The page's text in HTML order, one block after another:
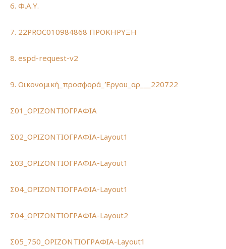
6. Φ.Α.Υ.
7. 22PROC010984868 ΠΡΟΚΗΡΥΞΗ
8. espd-request-v2
9. Οικονομική_προσφορά_Έργου_αρ___220722
Σ01_ΟΡΙΖΟΝΤΙΟΓΡΑΦΙΑ
Σ02_ΟΡΙΖΟΝΤΙΟΓΡΑΦΙΑ-Layout1
Σ03_ΟΡΙΖΟΝΤΙΟΓΡΑΦΙΑ-Layout1
Σ04_ΟΡΙΖΟΝΤΙΟΓΡΑΦΙΑ-Layout1
Σ04_ΟΡΙΖΟΝΤΙΟΓΡΑΦΙΑ-Layout2
Σ05_750_ΟΡΙΖΟΝΤΙΟΓΡΑΦΙΑ-Layout1